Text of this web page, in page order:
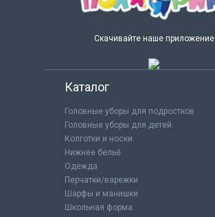
Скачивайте наше приложение
Каталог
Головные уборы для подростков
Головные уборы для детей
Колготки и носки
Нижнее бельё
Одежда
Перчатки/варежки
Шарфы и манишки
Школьная форма